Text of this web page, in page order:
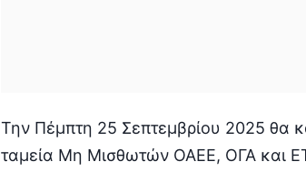
Την Πέμπτη 25 Σεπτεμβρίου 2025 θα
ταμεία Μη Μισθωτών ΟΑΕΕ, ΟΓΑ και